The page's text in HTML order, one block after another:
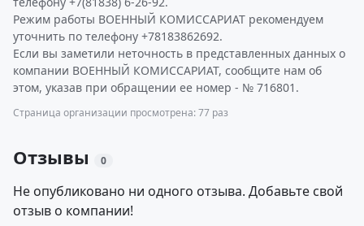
Режим работы ВОЕННЫЙ КОМИССАРИАТ рекомендуем
уточнить по телефону +78183862692.
Если вы заметили неточность в представленных данных о
компании ВОЕННЫЙ КОМИССАРИАТ, сообщите нам об
этом, указав при обращении ее номер - № 716801.
Страница организации просмотрена: 77 раз
Отзывы 0
Не опубликовано ни одного отзыва. Добавьте свой
отзыв о компании!